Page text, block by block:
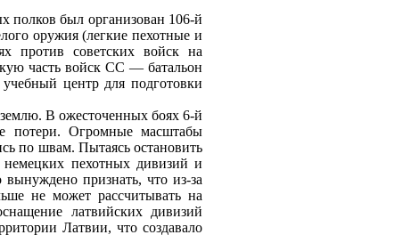
полков был организован 106‑й
оружия (легкие пехотные и
против советских войск на
часть войск СС — батальон
центр для подготовки
В ожесточенных боях 6‑й
потери. Огромные масштабы
по швам. Пытаясь остановить
немецких пехотных дивизий и
признать, что из‑за
не может рассчитывать на
латвийских дивизий
Латвии, что создавало